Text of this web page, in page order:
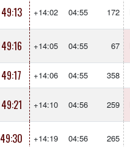
49:13 +14:02 04:55 172
49:16 +14:05 04:55 67
49:17 +14:06 04:55 358
49:21 +14:10 04:56 259
49:30 +14:19 04:56 265